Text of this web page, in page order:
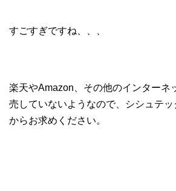
すごすぎですね、、、
楽天やAmazon、その他のインターネ
売していないようなので、シシュテ
からお求めください。